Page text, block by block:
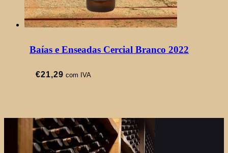
Baías e Enseadas Cercial Branco 2022
€21,29 com IVA